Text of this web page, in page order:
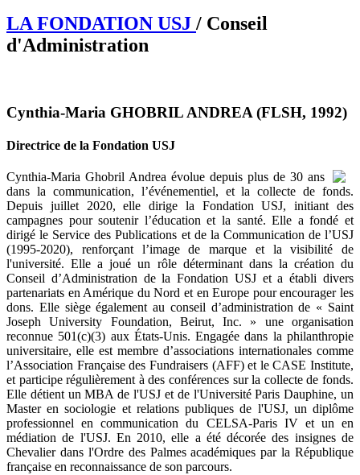
LA FONDATION USJ / Conseil
d'Administration
Cynthia-Maria GHOBRIL ANDREA (FLSH, 1992)
Directrice de la Fondation USJ
Cynthia-Maria Ghobril Andrea évolue depuis plus de 30 ans
dans la communication, l’événementiel, et la collecte de fonds.
Depuis juillet 2020, elle dirige la Fondation USJ, initiant des
campagnes pour soutenir l’éducation et la santé. Elle a fondé et
dirigé le Service des Publications et de la Communication de l’USJ
(1995-2020), renforçant l’image de marque et la visibilité de
l'université. Elle a joué un rôle déterminant dans la création du
Conseil d’Administration de la Fondation USJ et a établi divers
partenariats en Amérique du Nord et en Europe pour encourager les
dons. Elle siège également au conseil d’administration de « Saint
Joseph University Foundation, Beirut, Inc. » une organisation
reconnue 501(c)(3) aux États-Unis. Engagée dans la philanthropie
universitaire, elle est membre d’associations internationales comme
l’Association Française des Fundraisers (AFF) et le CASE Institute,
et participe régulièrement à des conférences sur la collecte de fonds.
Elle détient un MBA de l'USJ et de l'Université Paris Dauphine, un
Master en sociologie et relations publiques de l'USJ, un diplôme
professionnel en communication du CELSA-Paris IV et un en
médiation de l'USJ. En 2010, elle a été décorée des insignes de
Chevalier dans l'Ordre des Palmes académiques par la République
française en reconnaissance de son parcours.